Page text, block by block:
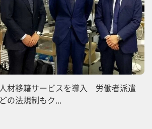
材移籍サービスを導入 労働者派遣
の法規制もク...